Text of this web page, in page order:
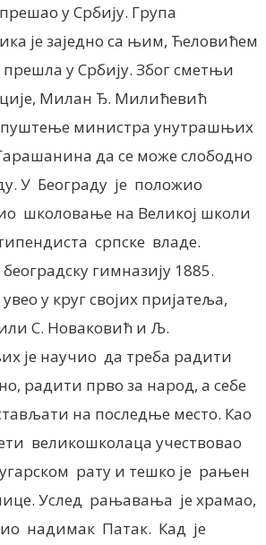
у Србију. Група
је заједно са њим, Ћеловићем
у Србију. Због сметњи
Милан Ђ. Милићевић
министра унутрашњих
да се може слободно
У Београду је положио
школовање на Великој школи
српске владе.
гимназију 1885.
у круг својих пријатеља,
С. Новаковић и Љ.
је научио да треба радити
радити прво за народ, а себе
на последње место. Као
великошколаца учествовао
рату и тешко је рањен
Услед рањавања је храмао,
надимак Патак. Кад је